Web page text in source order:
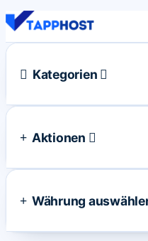
Kategorien
Aktionen
Währung